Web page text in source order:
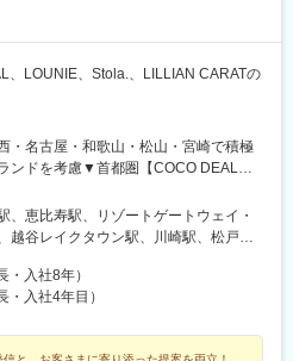
、LOUNIE、Stola.、LILLIAN CARATの
・名古屋・和歌山・松山・宮崎で積極
ンドを考慮▼首都圏【COCO DEAL】
ネ／イクスピアリ／ルミネ横浜 など
川崎・松戸／柏高島屋／たまプラー
銀座／東京ドームシティ／アトレ吉祥
松戸 など▼関西【COCO DEAL】阪
宮／京都ポルタ／天王寺MIO／なんば
阪／三宮 など【LILLIAN CARAT】ル
、恵比寿駅、リゾートゲートウェイ・
越谷レイクタウン駅、川崎駅、松戸
トロ)、名古屋駅、南大高駅、大阪駅、
駅、西宮北口駅、なんば駅(南海線)、
駅、広島駅、宮崎駅、長崎駅前駅、熊
入社8年）
入社4年目）